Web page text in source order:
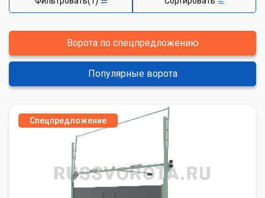
Ворота по спецпредложению
Популярные ворота
Спецпредложение